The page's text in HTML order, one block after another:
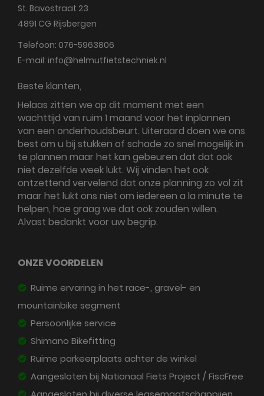
St. Bavostraat 23
4891 CG Rijsbergen
Telefoon: 076-5963806
E-mail: info@helmutfietstechniek.nl
Beste klanten,
Helaas zitten we op dit moment met een
wachttijd van ruim 1 maand voor het inplannen
van een onderhoudsbeurt. Uiteraard doen we ons
best om u bij stukken of schade zo snel mogelijk in
te plannen maar het kan gebeuren dat dat ook
niet dezelfde week lukt. Wij vinden het ook
ontzettend vervelend dat onze planning zo vol zit
maar het lukt ons niet om iedereen a la minute te
helpen, hoe graag we dat ook zouden willen.
Alvast bedankt voor uw begrip.
ONZE VOORDELEN
Ruime ervaring in het race-, gravel- en
mountainbike segment
Persoonlijke service
Shimano Bikefitting
Ruime parkeerplaats achter de winkel
Aangesloten bij Nationaal Fiets Project / FiscFree